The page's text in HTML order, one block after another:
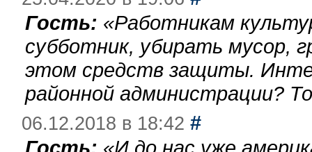
Гость: «Работникам
субботник, убирать мусор,
этом средств защиты.
районной администрации?
06.12.2018 в 18:42 #